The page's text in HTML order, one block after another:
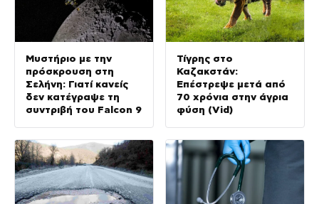
Μυστήριο με την
πρόσκρουση στη
Σελήνη: Γιατί κανείς
δεν κατέγραψε τη
συντριβή του Falcon 9
Τίγρης στο
Καζακστάν:
Επέστρεψε μετά από
70 χρόνια στην άγρια
φύση (Vid)